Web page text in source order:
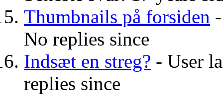
Thumbnails på forsiden
No replies since
Indsæt en streg? - User
replies since